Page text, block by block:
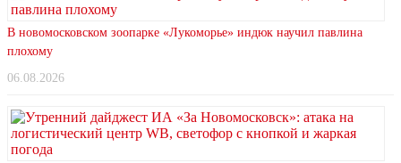
В новомосковском зоопарке «Лукоморье» индюк научил павлина
плохому
06.08.2026